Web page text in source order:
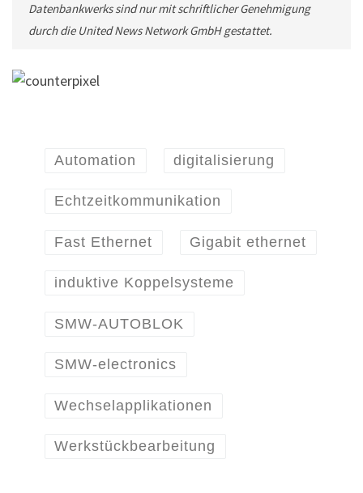
Datenbankwerks sind nur mit schriftlicher Genehmigung
durch die United News Network GmbH gestattet.
Automation digitalisierung
Echtzeitkommunikation
Fast Ethernet Gigabit ethernet
induktive Koppelsysteme
SMW-AUTOBLOK
SMW-electronics
Wechselapplikationen
Werkstückbearbeitung